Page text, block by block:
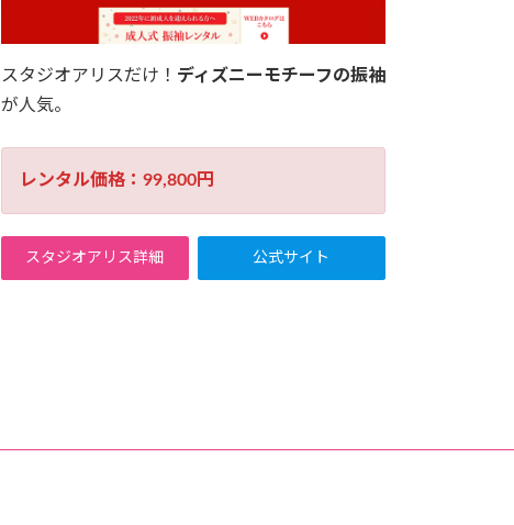
スタジオアリスだけ！ ディズニーモチーフの振袖
が人気。
レンタル価格：99,800円
スタジオアリス詳細 公式サイト